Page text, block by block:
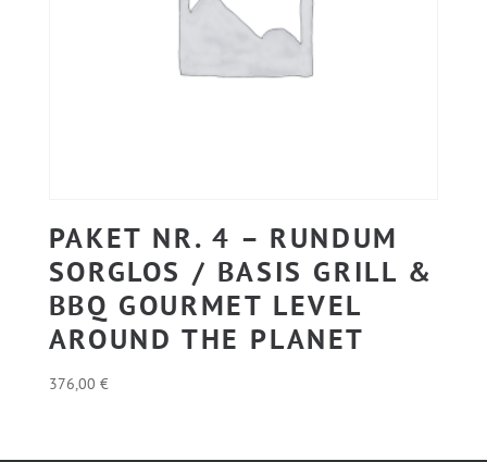
PAKET NR. 4 – RUNDUM
SORGLOS / BASIS GRILL &
BBQ GOURMET LEVEL
AROUND THE PLANET
376,00 €